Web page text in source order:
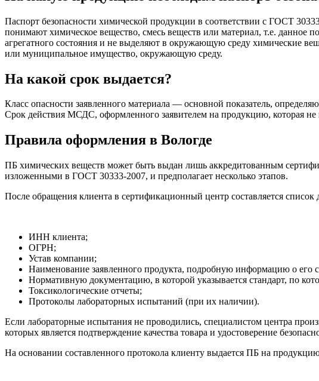
Паспорт безопасности химической продукции в соответствии с ГОСТ
понимают химическое вещество, смесь веществ или материал, т.е. данное
агрегатного состояния и не выделяют в окружающую среду химические
или муниципальное имущество, окружающую среду.
На какой срок выдается?
Класс опасности заявленного материала — основной показатель,
Срок действия МСДС, оформленного заявителем на продукцию, которая не
Правила оформления в Вологде
ПБ химических веществ может быть выдан лишь аккредитованным
изложенными в ГОСТ 30333-2007, и предполагает несколько этапов.
После обращения клиента в сертификационный центр составляется
ИНН клиента;
ОГРН;
Устав компании;
Наименование заявленного продукта, подробную информацию о его
Нормативную документацию, в которой указывается стандарт, по
Токсикологические отчеты;
Протоколы лабораторных испытаний (при их наличии).
Если лабораторные испытания не проводились, специалистом центра
которых является подтверждение качества товара и удостоверение
На основании составленного протокола клиенту выдается ПБ на